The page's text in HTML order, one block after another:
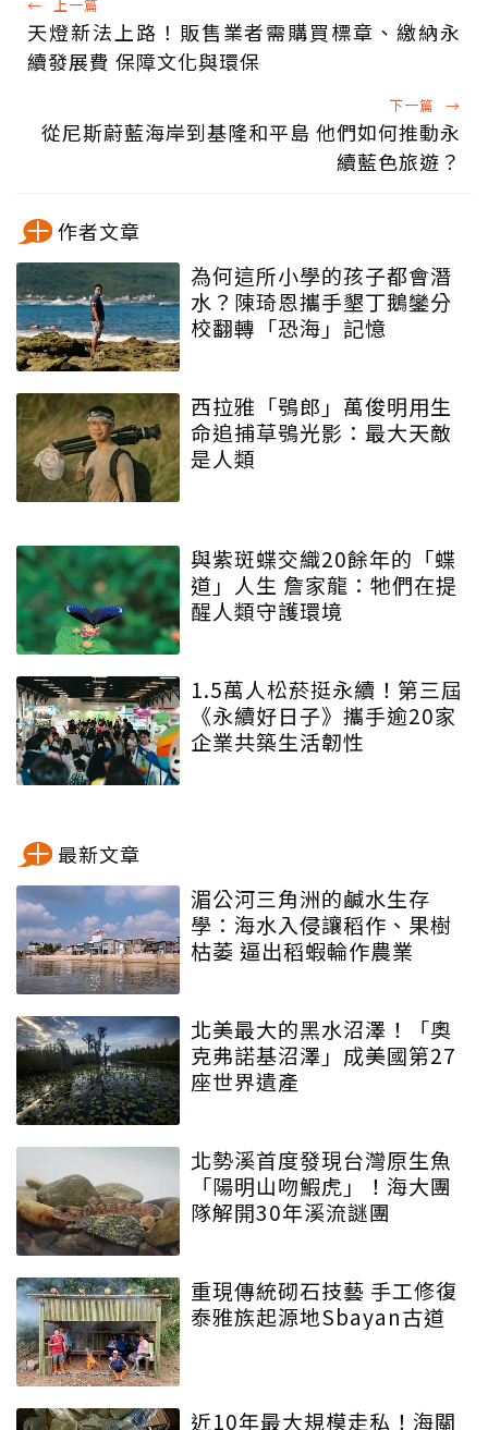
← 上一篇
天燈新法上路！販售業者需購買標章、繳納永
續發展費 保障文化與環保
下一篇 →
從尼斯蔚藍海岸到基隆和平島 他們如何推動永
續藍色旅遊？
作者文章
為何這所小學的孩子都會潛
水？陳琦恩攜手墾丁鵝鑾分
校翻轉「恐海」記憶
西拉雅「鴞郎」萬俊明用生
命追捕草鴞光影：最大天敵
是人類
與紫斑蝶交織20餘年的「蝶
道」人生 詹家龍：牠們在提
醒人類守護環境
1.5萬人松菸挺永續！第三屆
《永續好日子》攜手逾20家
企業共築生活韌性
最新文章
湄公河三角洲的鹹水生存
學：海水入侵讓稻作、果樹
枯萎 逼出稻蝦輪作農業
北美最大的黑水沼澤！「奧
克弗諾基沼澤」成美國第27
座世界遺產
北勢溪首度發現台灣原生魚
「陽明山吻鰕虎」！海大團
隊解開30年溪流謎團
重現傳統砌石技藝 手工修復
泰雅族起源地Sbayan古道
近10年最大規模走私！海關